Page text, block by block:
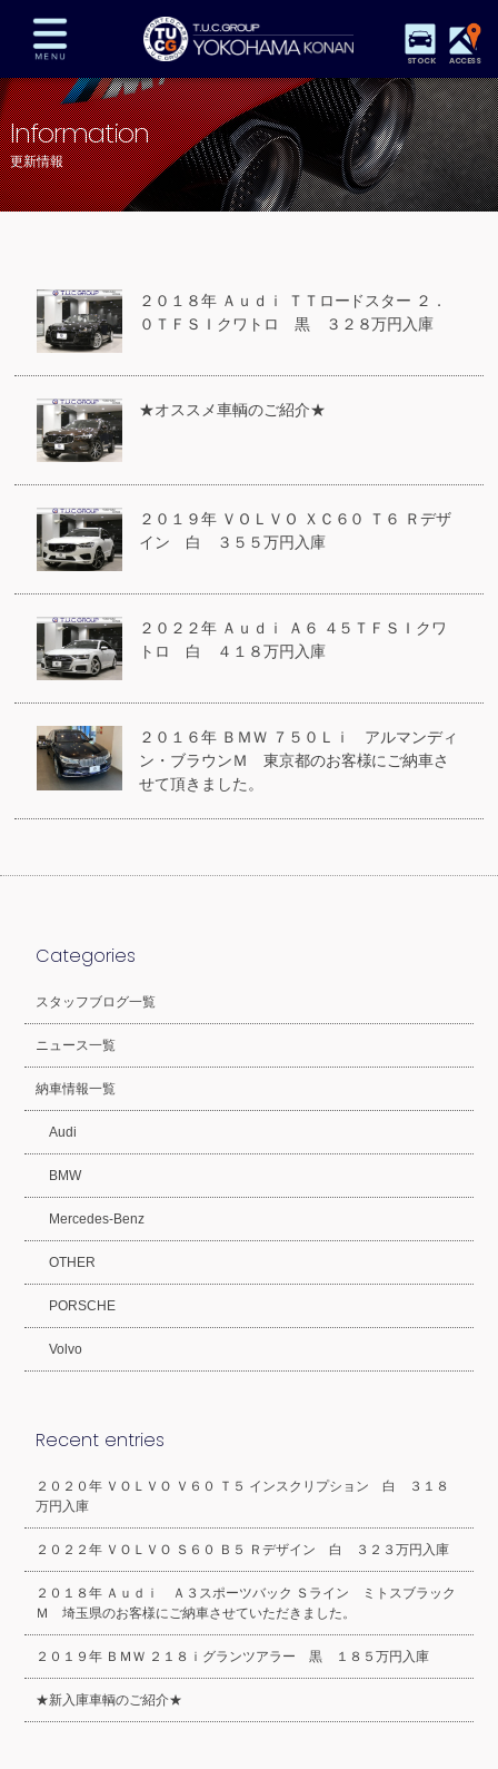
STOCK ACCESS
在庫車両情報 保証&サービス パーツリスト
TUCとは？ 店舗情報 アクセスマップ
全国納車 特別作業 注文販売
プライバシーポリシー スタッフblog 納車blog
Information
更新情報
２０１８年 Ａｕｄｉ ＴＴロードスター ２．
０ＴＦＳＩクワトロ 黒 ３２８万円入庫
★オススメ車輌のご紹介★
２０１９年 ＶＯＬＶＯ ＸＣ６０ Ｔ６ Ｒデザ
イン 白 ３５５万円入庫
２０２２年 Ａｕｄｉ Ａ６ ４５ＴＦＳＩクワ
トロ 白 ４１８万円入庫
２０１６年 ＢＭＷ ７５０Ｌｉ アルマンディ
ン・ブラウンＭ 東京都のお客様にご納車さ
せて頂きました。
Categories
スタッフブログ一覧
ニュース一覧
納車情報一覧
Audi
BMW
Mercedes-Benz
OTHER
PORSCHE
Volvo
Recent entries
２０２０年 ＶＯＬＶＯ Ｖ６０ Ｔ５ インスクリプション 白 ３１８
万円入庫
２０２２年 ＶＯＬＶＯ Ｓ６０ Ｂ５ Ｒデザイン 白 ３２３万円入庫
２０１８年 Ａｕｄｉ Ａ３スポーツバック Ｓライン ミトスブラック
Ｍ 埼玉県のお客様にご納車させていただきました。
２０１９年 ＢＭＷ ２１８ｉグランツアラー 黒 １８５万円入庫
★新入庫車輌のご紹介★